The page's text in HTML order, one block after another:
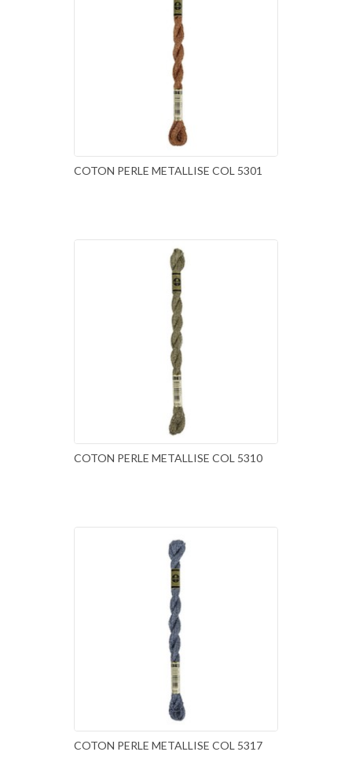
COTON PERLE METALLISE COL 5301
COTON PERLE METALLISE COL 5310
COTON PERLE METALLISE COL 5317